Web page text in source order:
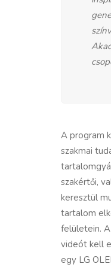
A program
szakmai
szakértői,
keresztül
tartalom
felületein.
videót kell
egy LG